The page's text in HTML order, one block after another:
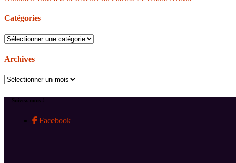
Catégories
Catégories
Archives
Archives
Suivez-nous !
Facebook